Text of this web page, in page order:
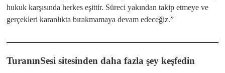
hukuk karşısında herkes eşittir. Süreci yakından takip etmeye ve
gerçekleri karanlıkta bırakmamaya devam edeceğiz.”
TuranınSesi sitesinden daha fazla şey keşfedin